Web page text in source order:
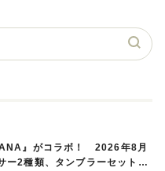
』がコラボ！ 2026年8月
ー2種類、タンブラーセットな